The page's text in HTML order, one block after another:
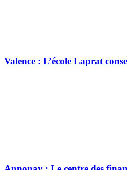
Valence : L’école Laprat